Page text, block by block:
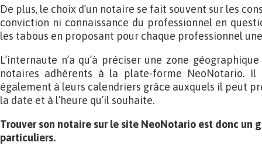
De plus, le choix d’un notaire se fait souvent sur les
conviction ni connaissance du professionnel en
les tabous en proposant pour chaque professionnel
L’internaute n’a qu’à préciser une zone
notaires adhérents à la plate-forme NeoNotario.
également à leurs calendriers grâce auxquels il peut
la date et à l’heure qu’il souhaite.
Trouver son notaire sur le site NeoNotario est donc un
particuliers.